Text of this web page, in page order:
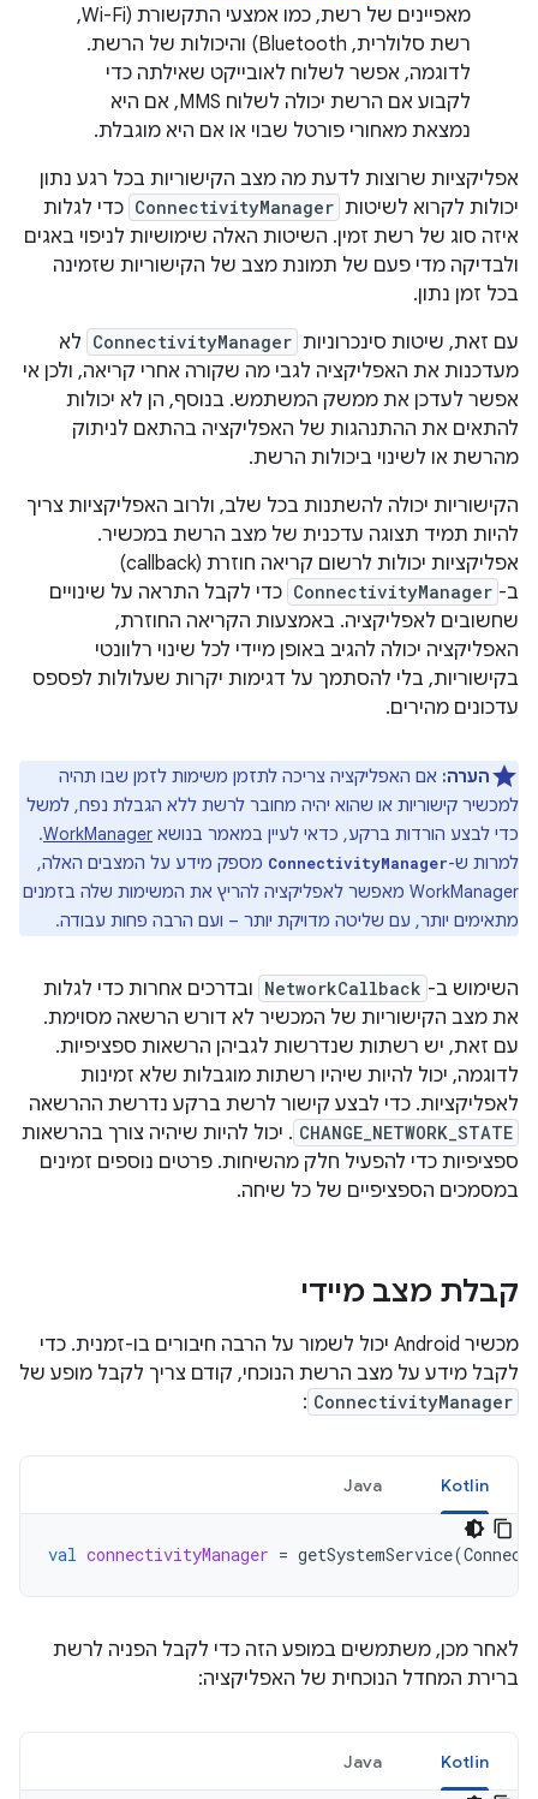
מאפיינים של רשת, כמו אמצעי התקשורת (Wi-Fi,
רשת סלולרית, Bluetooth) והיכולות של הרשת.
לדוגמה, אפשר לשלוח לאובייקט שאילתה כדי
לקבוע אם הרשת יכולה לשלוח MMS, אם היא
נמצאת מאחורי פורטל שבוי או אם היא מוגבלת.
אפליקציות שרוצות לדעת מה מצב הקישוריות בכל רגע נתון
יכולות לקרוא לשיטות ConnectivityManager כדי לגלות
איזה סוג של רשת זמין. השיטות האלה שימושיות לניפוי באגים
ולבדיקה מדי פעם של תמונת מצב של הקישוריות שזמינה
בכל זמן נתון.
עם זאת, שיטות סינכרוניות ConnectivityManager לא
מעדכנות את האפליקציה לגבי מה שקורה אחרי קריאה, ולכן אי
אפשר לעדכן את ממשק המשתמש. בנוסף, הן לא יכולות
להתאים את ההתנהגות של האפליקציה בהתאם לניתוק
מהרשת או לשינוי ביכולות הרשת.
הקישוריות יכולה להשתנות בכל שלב, ולרוב האפליקציות צריך
להיות תמיד תצוגה עדכנית של מצב הרשת במכשיר.
אפליקציות יכולות לרשום קריאה חוזרת (callback)
ב- ConnectivityManager כדי לקבל התראה על שינויים
שחשובים לאפליקציה. באמצעות הקריאה החוזרת,
האפליקציה יכולה להגיב באופן מיידי לכל שינוי רלוונטי
בקישוריות, בלי להסתמך על דגימות יקרות שעלולות לפספס
עדכונים מהירים.
הערה: אם האפליקציה צריכה לתזמן משימות לזמן שבו תהיה
למכשיר קישוריות או שהוא יהיה מחובר לרשת ללא הגבלת נפח, למשל
כדי לבצע הורדות ברקע, כדאי לעיין במאמר בנושא WorkManager
.
למרות ש-ConnectivityManager מספק מידע על המצבים האלה,‏
WorkManager מאפשר לאפליקציה להריץ את המשימות שלה בזמנים
מתאימים יותר, עם שליטה מדויקת יותר – ועם הרבה פחות עבודה.
השימוש ב- NetworkCallback ובדרכים אחרות כדי לגלות
את מצב הקישוריות של המכשיר לא דורש הרשאה מסוימת.
עם זאת, יש רשתות שנדרשות לגביהן הרשאות ספציפיות.
לדוגמה, יכול להיות שיהיו רשתות מוגבלות שלא זמינות
לאפליקציות. כדי לבצע קישור לרשת ברקע נדרשת ההרשאה
CHANGE_NETWORK_STATE . יכול להיות שיהיה צורך בהרשאות
ספציפיות כדי להפעיל חלק מהשיחות. פרטים נוספים זמינים
במסמכים הספציפיים של כל שיחה.
קבלת מצב מיידי
מכשיר Android יכול לשמור על הרבה חיבורים בו-זמנית. כדי
לקבל מידע על מצב הרשת הנוכחי, קודם צריך לקבל מופע של
ConnectivityManager
:
Kotlin
Java
val connectivityManager = getSystemService(
לאחר מכן, משתמשים במופע הזה כדי לקבל הפניה לרשת
ברירת המחדל הנוכחית של האפליקציה:
Kotlin
Java